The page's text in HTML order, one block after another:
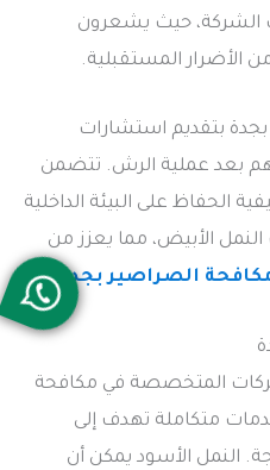
الشركة، حيث يشعرون
الأضرار المستقبلية.
بتقديم استشارات
بعد عملية الرش. تتضمن
الحفاظ على البيئة الداخلية
الأبيض، مما يعزز من
الصراصير بجدة
المتخصصة في مكافحة
متكاملة تهدف إلى
النمل الأسود يمكن أن